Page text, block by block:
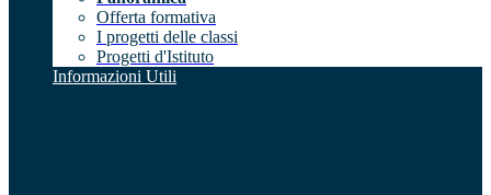
Offerta formativa
I progetti delle classi
Progetti d'Istituto
Informazioni Utili